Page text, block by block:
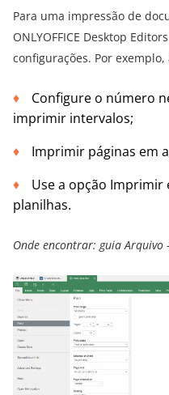
Para uma impressão de
ONLYOFFICE Desktop
configurações. Por exemplo,
Configure o número
imprimir intervalos;
Imprimir páginas em
Use a opção Imprimir
planilhas.
Onde encontrar: guia